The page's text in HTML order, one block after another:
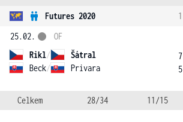
Futures 2020 1
25.02.
Rikl/
Šátral
Beck/ Privara
OF
7
5
Celkem 28/34 11/15